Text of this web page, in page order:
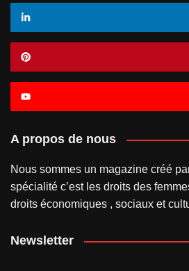
A propos de nous
Nous sommes un magazine créé
spécialité c’est les droits des
droits économiques , sociaux et
Newsletter